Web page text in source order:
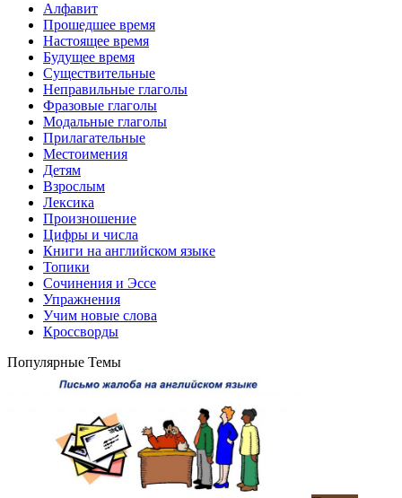
Алфавит
Прошедшее время
Настоящее время
Будущее время
Существительные
Неправильные глаголы
Фразовые глаголы
Модальные глаголы
Прилагательные
Местоимения
Детям
Взрослым
Лексика
Произношение
Цифры и числа
Книги на английском языке
Топики
Сочинения и Эссе
Упражнения
Учим новые слова
Кроссворды
Популярные Темы